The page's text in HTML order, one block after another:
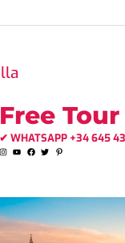
Free
✔ WHATSAPP +34 645